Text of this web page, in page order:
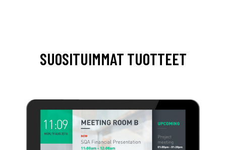
SUOSITUIMMAT TUOTTEET